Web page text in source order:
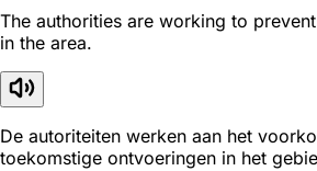
The authorities are working to
in the area.
De autoriteiten werken aan het
toekomstige ontvoeringen in het